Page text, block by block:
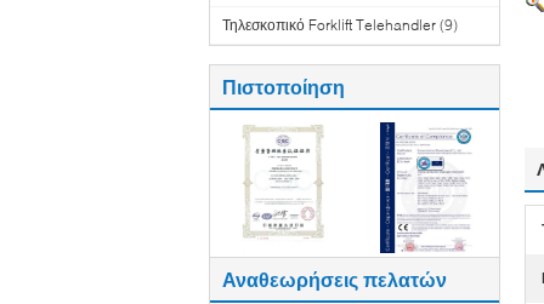
Τηλεσκοπικό Forklift Telehandler (9)
Πιστοποίηση
Αναθεωρήσεις πελατών